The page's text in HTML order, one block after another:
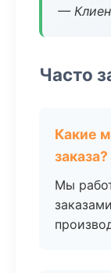
—
Часто
Какие
заказа?
Мы